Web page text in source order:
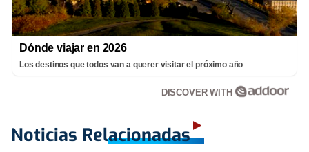
Dónde viajar en 2026
Los destinos que todos van a querer visitar el próximo año
DISCOVER WITH
Noticias Relacionadas